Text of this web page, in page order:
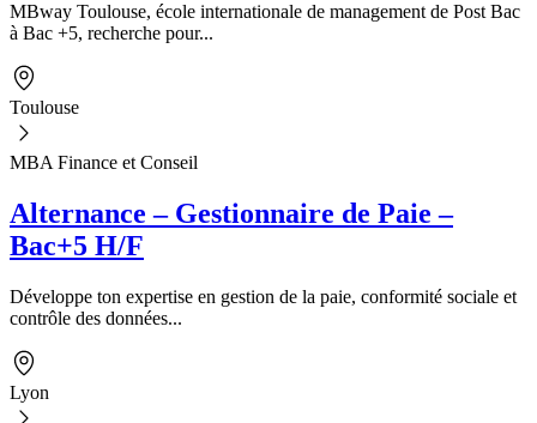
MBway Toulouse, école internationale de management de Post Bac
à Bac +5, recherche pour...
Toulouse
MBA Finance et Conseil
Alternance – Gestionnaire de Paie –
Bac+5 H/F
Développe ton expertise en gestion de la paie, conformité sociale et
contrôle des données...
Lyon